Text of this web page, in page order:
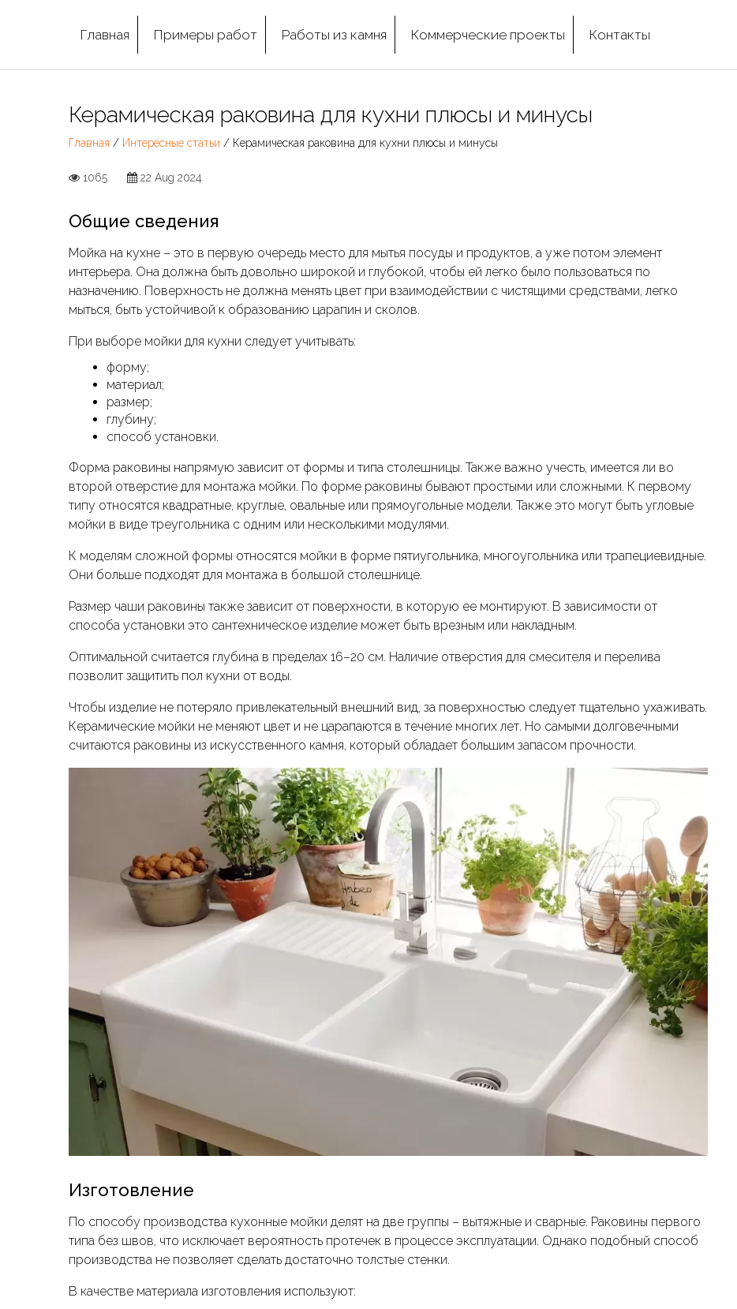
Главная Примеры работ Работы из камня Коммерческие проекты Контакты
Керамическая раковина для кухни плюсы и минусы
Главная / Интересные статьи / Керамическая раковина для кухни плюсы и минусы
1065 22 Aug 2024
Общие сведения
Мойка на кухне – это в первую очередь место для мытья посуды и продуктов, а уже потом элемент
интерьера. Она должна быть довольно широкой и глубокой, чтобы ей легко было пользоваться по
назначению. Поверхность не должна менять цвет при взаимодействии с чистящими средствами, легко
мыться, быть устойчивой к образованию царапин и сколов.
При выборе мойки для кухни следует учитывать:
форму;
материал;
размер;
глубину;
способ установки.
Форма раковины напрямую зависит от формы и типа столешницы. Также важно учесть, имеется ли во
второй отверстие для монтажа мойки. По форме раковины бывают простыми или сложными. К первому
типу относятся квадратные, круглые, овальные или прямоугольные модели. Также это могут быть угловые
мойки в виде треугольника с одним или несколькими модулями.
К моделям сложной формы относятся мойки в форме пятиугольника, многоугольника или трапециевидные.
Они больше подходят для монтажа в большой столешнице.
Размер чаши раковины также зависит от поверхности, в которую ее монтируют. В зависимости от
способа установки это сантехническое изделие может быть врезным или накладным.
Оптимальной считается глубина в пределах 16–20 см. Наличие отверстия для смесителя и перелива
позволит защитить пол кухни от воды.
Чтобы изделие не потеряло привлекательный внешний вид, за поверхностью следует тщательно ухаживать.
Керамические мойки не меняют цвет и не царапаются в течение многих лет. Но самыми долговечными
считаются раковины из искусственного камня, который обладает большим запасом прочности.
Изготовление
По способу производства кухонные мойки делят на две группы – вытяжные и сварные. Раковины первого
типа без швов, что исключает вероятность протечек в процессе эксплуатации. Однако подобный способ
производства не позволяет сделать достаточно толстые стенки.
В качестве материала изготовления используют: